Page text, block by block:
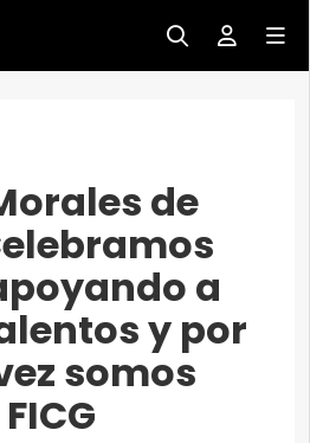
de
a
y por
somos